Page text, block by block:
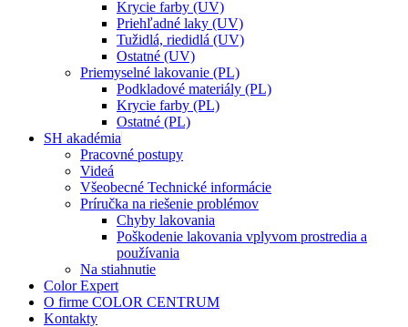
Krycie farby (UV)
Priehľadné laky (UV)
Tužidlá, riedidlá (UV)
Ostatné (UV)
Priemyselné lakovanie (PL)
Podkladové materiály (PL)
Krycie farby (PL)
Ostatné (PL)
SH akadémia
Pracovné postupy
Videá
Všeobecné Technické informácie
Príručka na riešenie problémov
Chyby lakovania
Poškodenie lakovania vplyvom prostredia a
používania
Na stiahnutie
Color Expert
O firme COLOR CENTRUM
Kontakty